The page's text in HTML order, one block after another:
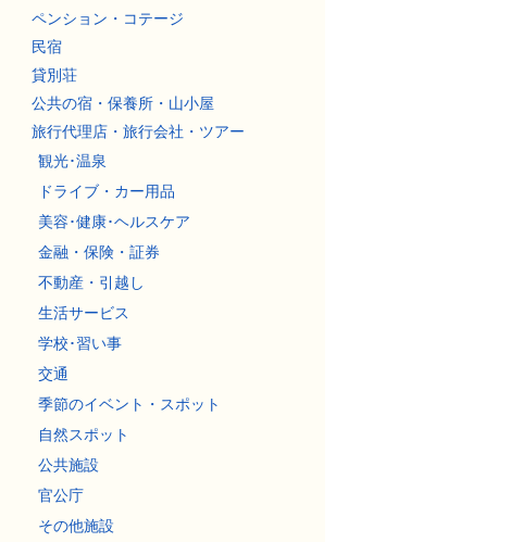
ペンション・コテージ
民宿
貸別荘
公共の宿・保養所・山小屋
旅行代理店・旅行会社・ツアー
観光･温泉
ドライブ・カー用品
美容･健康･ヘルスケア
金融・保険・証券
不動産・引越し
生活サービス
学校･習い事
交通
季節のイベント・スポット
自然スポット
公共施設
官公庁
その他施設